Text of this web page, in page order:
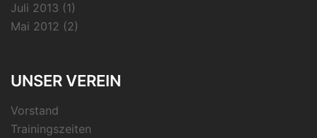
Juli 2013 (1)
Mai 2012 (2)
UNSER VEREIN
Vorstand
Trainingszeiten